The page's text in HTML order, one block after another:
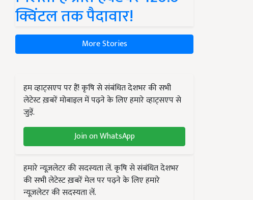
क्विंटल तक पैदावार!
More Stories
हम व्हाट्सएप पर हैं! कृषि से संबंधित देशभर की सभी
लेटेस्ट ख़बरें मोबाइल में पढ़ने के लिए हमारे व्हाट्सएप से
जुड़ें.
Join on WhatsApp
हमारे न्यूज़लेटर की सदस्यता लें. कृषि से संबंधित देशभर
की सभी लेटेस्ट ख़बरें मेल पर पढ़ने के लिए हमारे
न्यूज़लेटर की सदस्यता लें.